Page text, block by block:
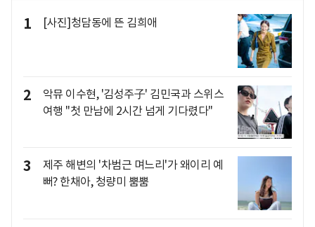
1 [사진]청담동에 뜬 김희애
2
악뮤 이수현, '김성주子' 김민국과 스위스
여행 "첫 만남에 2시간 넘게 기다렸다"
3
제주 해변의 '차범근 며느리'가 왜이리 예
뻐? 한채아, 청량미 뿜뿜